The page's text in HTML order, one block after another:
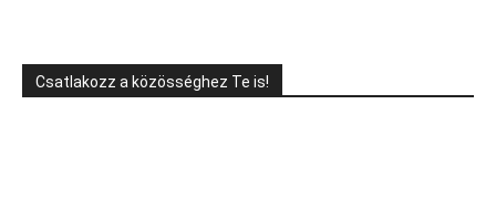
Csatlakozz a közösséghez Te is!